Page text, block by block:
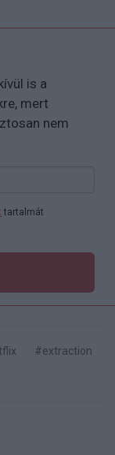
is a
mert
nem
tartalmát
#extraction